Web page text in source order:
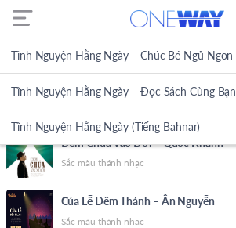
Tĩnh Nguyện Hằng Ngày Chúc Bé Ngủ Ngon
Tĩnh Nguyện Hằng Ngày Đọc Sách Cùng Bạn
Tĩnh Nguyện Hằng Ngày (Tiếng Bahnar)
SẮC MÀU THÁNH NHẠC
Đêm Chúa Vào Đời – Quốc Khánh
Sắc màu thánh nhạc
Của Lễ Đêm Thánh – Ân Nguyễn
Sắc màu thánh nhạc